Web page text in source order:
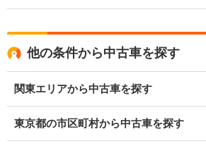
他の条件から中古車を探す
関東エリアから中古車を探す
東京都の市区町村から中古車を探す